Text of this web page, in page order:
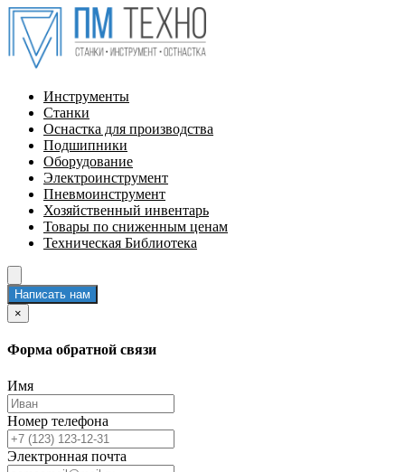
Инструменты
Станки
Оснастка для производства
Подшипники
Оборудование
Электроинструмент
Пневмоинструмент
Хозяйственный инвентарь
Товары по сниженным ценам
Техническая Библиотека
Написать нам
×
Форма обратной связи
Имя
Номер телефона
Электронная почта